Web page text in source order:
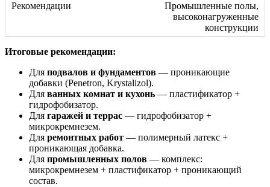
Промышленные полы,
высоконагруженные
конструкции
Итоговые рекомендации:
Для подвалов и фундаментов — проникающие
добавки (Penetron, Krystalizol).
Для ванных комнат и кухонь — пластификатор +
гидрофобизатор.
Для гаражей и террас — гидрофобизатор +
микрокремнезем.
Для ремонтных работ — полимерный латекс +
проникающая добавка.
Для промышленных полов — комплекс:
микрокремнезем + пластификатор + проникающий
состав.